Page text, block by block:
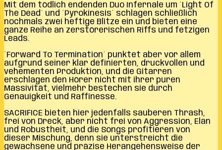
Mit dem tödlich endenden Duo Infernale um ´Light Of
The Dead´ und ´Pyrokinesis´ schlagen schließlich
nochmals zwei heftige Blitze ein und bieten eine
ganze Reihe an zerstörerischen Riffs und fetzigen
Leads.
´Forward To Termination´ punktet aber vor allem
aufgrund seiner klar definierten, druckvollen und
vehementen Produktion, und die Gitarren
erschlagen den Hörer nicht mit ihrer puren
Massivität, vielmehr bestechen sie durch
Genauigkeit und Raffinesse.
SACRIFICE bieten hier jedenfalls sauberen Thrash,
frei von Dreck, aber nicht frei von Aggression, Elan
und Robustheit, und die Songs profitieren von
dieser Mischung, denn sie unterstreicht die
gewachsene und präzise Herangehensweise der